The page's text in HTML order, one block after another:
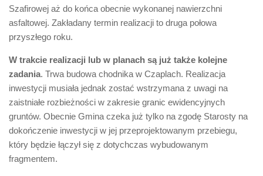
Szafirowej aż do końca obecnie wykonanej nawierzchni
asfaltowej. Zakładany termin realizacji to druga połowa
przyszłego roku.
W trakcie realizacji lub w planach są już także kolejne
zadania. Trwa budowa chodnika w Czaplach. Realizacja
inwestycji musiała jednak zostać wstrzymana z uwagi na
zaistniałe rozbieżności w zakresie granic ewidencyjnych
gruntów. Obecnie Gmina czeka już tylko na zgodę Starosty na
dokończenie inwestycji w jej przeprojektowanym przebiegu,
który będzie łączył się z dotychczas wybudowanym
fragmentem.